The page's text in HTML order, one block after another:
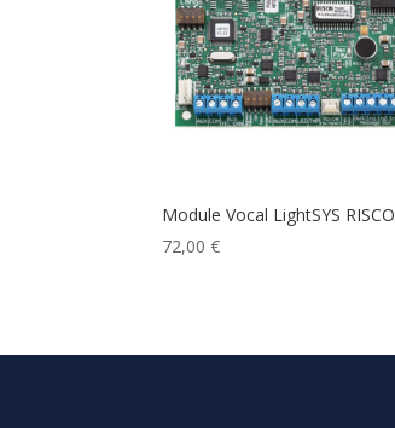
Module Vocal LightSYS RISCO
72,00€